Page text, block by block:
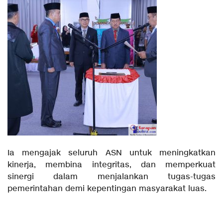
Ia mengajak seluruh ASN untuk meningkatkan
kinerja, membina integritas, dan memperkuat
sinergi dalam menjalankan tugas-tugas
pemerintahan demi kepentingan masyarakat luas.